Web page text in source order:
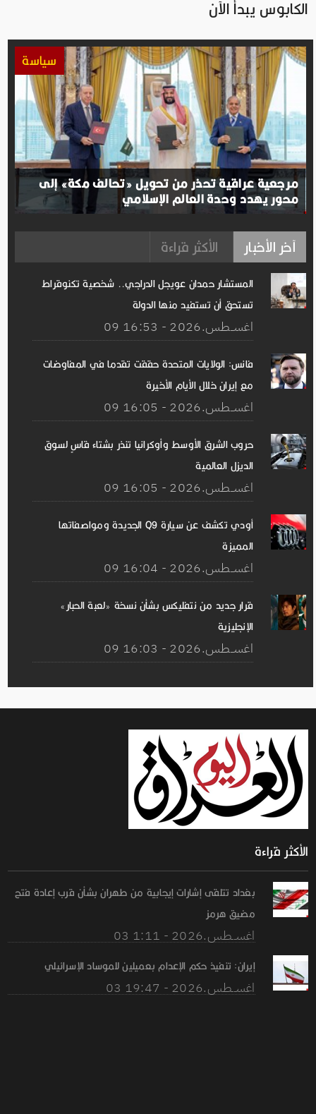
الكابوس يبدأ الآن
سياسة
مرجعية عراقية تحذر من تحويل «تحالف مكة» إلى
محور يهدد وحدة العالم الإسلامي
آخر الأخبار الأكثر قراءة
المستشار حمدان عويجل الدراجي.. شخصية تكنوقراط
تستحق أن تستفيد منها الدولة
09 اغســطس.2026 - 16:53
فانس: الولايات المتحدة حققت تقدما في المفاوضات
مع إيران خلال الأيام الأخيرة
09 اغســطس.2026 - 16:05
حروب الشرق الأوسط وأوكرانيا تنذر بشتاء قاسٍ لسوق
الديزل العالمية
09 اغســطس.2026 - 16:05
أودي تكشف عن سيارة Q9 الجديدة ومواصفاتها
المميزة
09 اغســطس.2026 - 16:04
قرار جديد من نتفليكس بشأن نسخة «لعبة الحبار»
الإنجليزية
09 اغســطس.2026 - 16:03
الأكثر قراءة
بغداد تتلقى إشارات إيجابية من طهران بشأن قرب إعادة فتح
مضيق هرمز
03 اغســطس.2026 - 1:11
إيران: تنفيذ حكم الإعدام بعميلين للموساد الإسرائيلي
03 اغســطس.2026 - 19:47